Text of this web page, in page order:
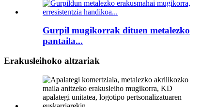
Gurpil mugikorrak dituen metalezko
pantaila...
Erakusleihoko altzariak